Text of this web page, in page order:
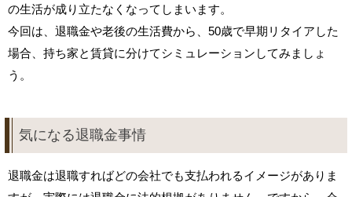
の生活が成り立たなくなってしまいます。
今回は、退職金や老後の生活費から、50歳で早期リタイアした
場合、持ち家と賃貸に分けてシミュレーションしてみましょ
う。
気になる退職金事情
退職金は退職すればどの会社でも支払われるイメージがありま